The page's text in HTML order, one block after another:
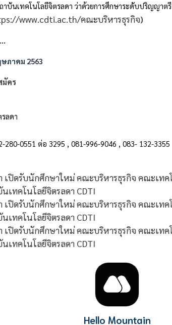
บันเทคโนโลยีจิตรลดา ว่าด้วยการศึกษาระดับปริญญาตรี
www.cdti.ac.th/คณะบริหารธุรกิจ)
ภาคม 2563
มัคร
ลดา
280-0551 ต่อ 3295 , 081-996-9046 , 083- 132-3355
Hello Mountain